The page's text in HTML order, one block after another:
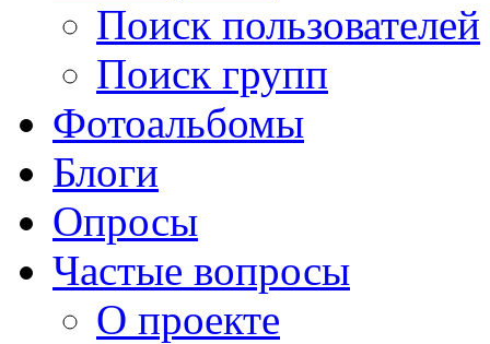
Поиск пользователей
Поиск групп
Фотоальбомы
Блоги
Опросы
Частые вопросы
О проекте